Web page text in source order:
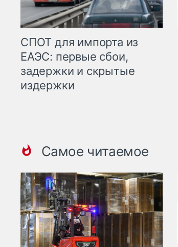
СПОТ для импорта из
ЕАЭС: первые сбои,
задержки и скрытые
издержки
Самое читаемое